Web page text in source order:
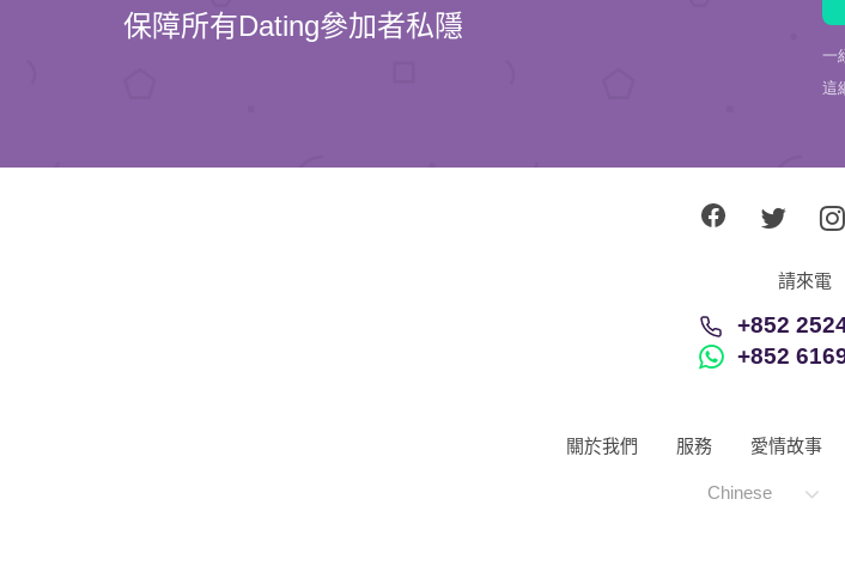
保障所有Dating參加者私隱
一
這
請來電
+852
+852
關於我們 服務 愛情故事
Chinese